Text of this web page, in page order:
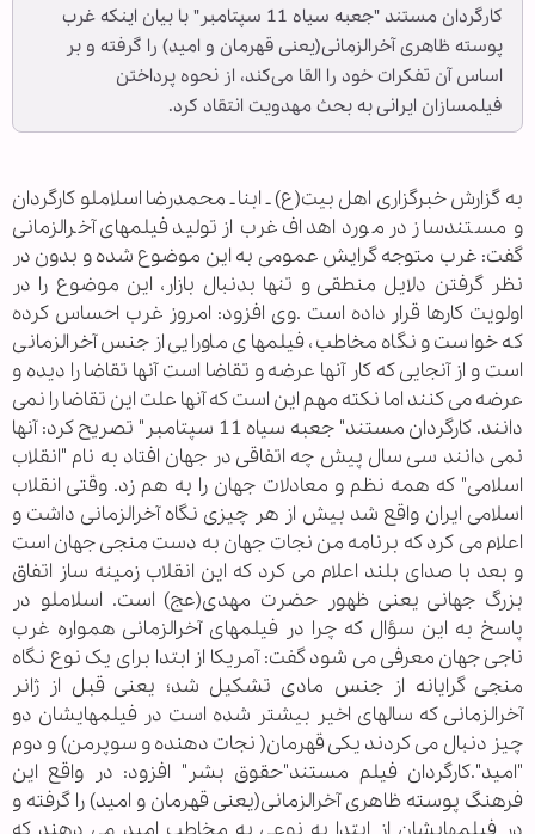
کارگردان مستند "جعبه سیاه 11 سپتامبر" با بیان اینکه غرب
پوسته ظاهری آخرالزمانی(یعنی قهرمان و امید) را گرفته و بر
اساس آن تفکرات خود را القا می‌کند، از نحوه پرداختن
فیلمسازان ایرانی به بحث مهدویت انتقاد کرد.
به گزارش خبرگزاری اهل بیت‏(ع) ـ ابنا ـ محمدرضا اسلاملو کارگردان
و مستندساز در مورد اهداف غرب از تولید فیلمهای آخرالزمانی
گفت: غرب متوجه گرایش عمومی به این موضوع شده و بدون در
نظر گرفتن دلایل منطقی و تنها بدنبال بازار، این موضوع را در
اولویت کارها قرار داده است .وی افزود: امروز غرب احساس کرده
که خواست و نگاه مخاطب، فیلمهای ماورایی از جنس آخرالزمانی
است و از آنجایی که کار آنها عرضه و تقاضا است آنها تقاضا را دیده و
عرضه می کنند اما نکته مهم این است که آنها علت این تقاضا را نمی
دانند. کارگردان مستند" جعبه سیاه 11 سپتامبر" تصریح کرد: آنها
نمی دانند سی سال پیش چه اتفاقی در جهان افتاد به نام "انقلاب
اسلامی" که همه نظم و معادلات جهان را به هم زد. وقتی انقلاب
اسلامی ایران واقع شد بیش از هر چیزی نگاه آخرالزمانی داشت و
اعلام می کرد که برنامه من نجات جهان به دست منجی جهان است
و بعد با صدای بلند اعلام می کرد که این انقلاب زمینه ساز اتفاق
بزرگ جهانی یعنی ظهور حضرت مهدی(عج) است. اسلاملو در
پاسخ به این سؤال که چرا در فیلمهای آخرالزمانی همواره غرب
ناجی جهان معرفی می شود گفت: آمریکا از ابتدا برای یک نوع نگاه
منجی گرایانه از جنس مادی تشکیل شد؛ یعنی قبل از ژانر
آخرالزمانی که سالهای اخیر بیشتر شده است در فیلمهایشان دو
چیز دنبال می کردند یکی قهرمان( نجات دهنده و سوپرمن) و دوم
"امید".کارگردان فیلم مستند"حقوق بشر" افزود: در واقع این
فرهنگ پوسته ظاهری آخرالزمانی(یعنی قهرمان و امید) را گرفته و